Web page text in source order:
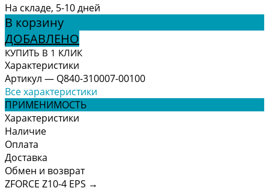
На складе, 5-10 дней
В корзину
ДОБАВЛЕНО
КУПИТЬ В 1 КЛИК
Характеристики
Артикул — Q840-310007-00100
Все характеристики
ПРИМЕНИМОСТЬ
Характеристики
Наличие
Оплата
Доставка
Обмен и возврат
ZFORCE Z10-4 EPS →